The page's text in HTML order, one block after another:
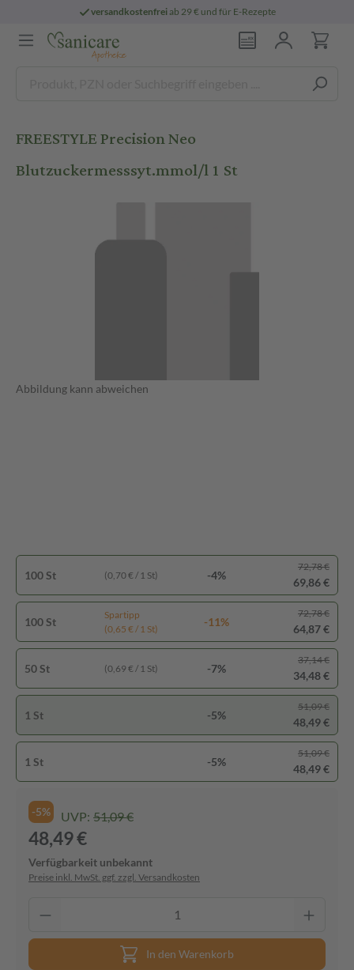
versandkostenfreiab 29 € und für E-Rezepte
FREESTYLE Precision Neo
Blutzuckermesssyt.mmol/l 1 St
Abbildung kann abweichen
100 St (0,70 € / 1 St) -4%
72,78 €
69,86 €
100 St
Spartipp
(0,65 € / 1 St)
-11%
72,78 €
64,87 €
50 St (0,69 € / 1 St) -7%
37,14 €
34,48 €
1 St -5%
51,09 €
48,49 €
1 St -5%
51,09 €
48,49 €
-5% UVP: 51,09 €
48,49 €
Verfügbarkeit unbekannt
Preise inkl. MwSt. ggf. zzgl. Versandkosten
In den Warenkorb